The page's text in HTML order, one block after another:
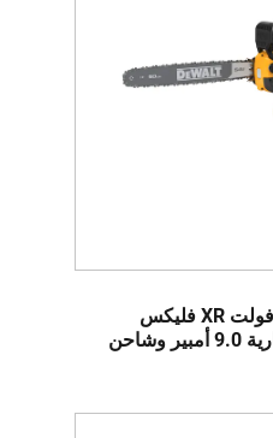
منشار كهربائي 54 فولت XR فليكس
فولت، 50 سم، بطارية 9.0 أمبير وشاحن